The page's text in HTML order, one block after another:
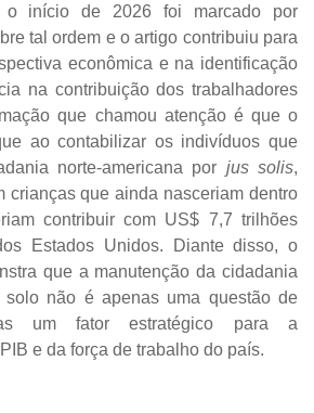
o início de 2026 foi marcado por
tal ordem e o artigo contribuiu para
econômica e na identificação
na contribuição dos trabalhadores
que chamou atenção é que o
ao contabilizar os indivíduos que
norte-americana por jus solis,
crianças que ainda nasceriam dentro
contribuir com US$ 7,7 trilhões
Estados Unidos. Diante disso, o
que a manutenção da cidadania
solo não é apenas uma questão de
um fator estratégico para a
e da força de trabalho do país.